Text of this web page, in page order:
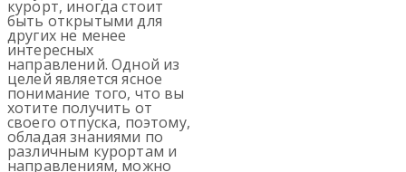
курорт, иногда стоит
быть открытыми для
других не менее
интересных
направлений. Одной из
целей является ясное
понимание того, что вы
хотите получить от
своего отпуска, поэтому,
обладая знаниями по
различным курортам и
направлениям, можно